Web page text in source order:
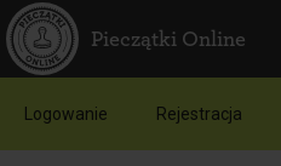
Pieczątki Online
Logowanie Rejestracja